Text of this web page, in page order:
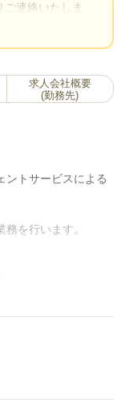
ご連絡いたしま
でサポートいた
な求人をご紹
だけでなく、
ートします。
求人会社概要
(勤務先)
トサービスによる
を行います。
賞与3.25ヶ月